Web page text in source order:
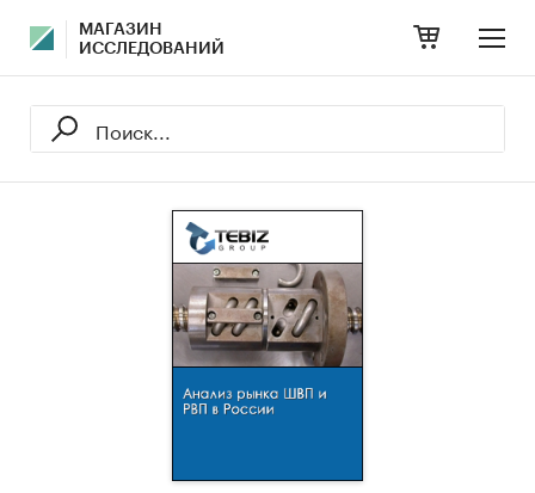
МАГАЗИН
ИССЛЕДОВАНИЙ